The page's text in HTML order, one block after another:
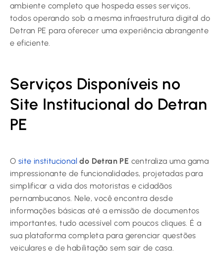
ambiente completo que hospeda esses serviços,
todos operando sob a mesma infraestrutura digital do
Detran PE para oferecer uma experiência abrangente
e eficiente.
Serviços Disponíveis no
Site Institucional do Detran
PE
O site institucional do Detran PE centraliza uma gama
impressionante de funcionalidades, projetadas para
simplificar a vida dos motoristas e cidadãos
pernambucanos. Nele, você encontra desde
informações básicas até a emissão de documentos
importantes, tudo acessível com poucos cliques. É a
sua plataforma completa para gerenciar questões
veiculares e de habilitação sem sair de casa.